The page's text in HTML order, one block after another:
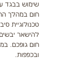
שימוש בבגד
חום במהלך
טכנולוגיית
להישאר
חום גופכם.
ובכפפות.